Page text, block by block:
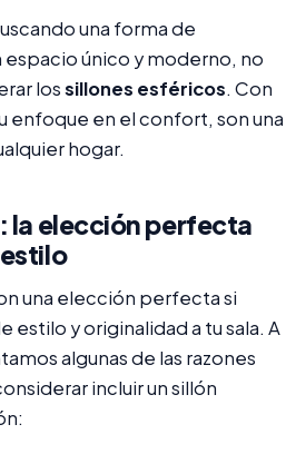
una forma de
espacio único y moderno, no
lossillones esféricos. Con
enfoque en el confort, son una
hogar.
la elección perfecta
una elección perfecta si
estilo y originalidad a tu sala. A
algunas de las razones
incluir un sillón